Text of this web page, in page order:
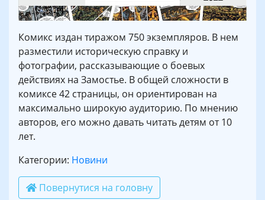
Комикс издан тиражом 750 экземпляров. В нем
разместили историческую справку и
фотографии, рассказывающие о боевых
действиях на Замостье. В общей сложности в
комиксе 42 страницы, он ориентирован на
максимально широкую аудиторию. По мнению
авторов, его можно давать читать детям от 10
лет.
Категории: Новини
Повернутися на головну